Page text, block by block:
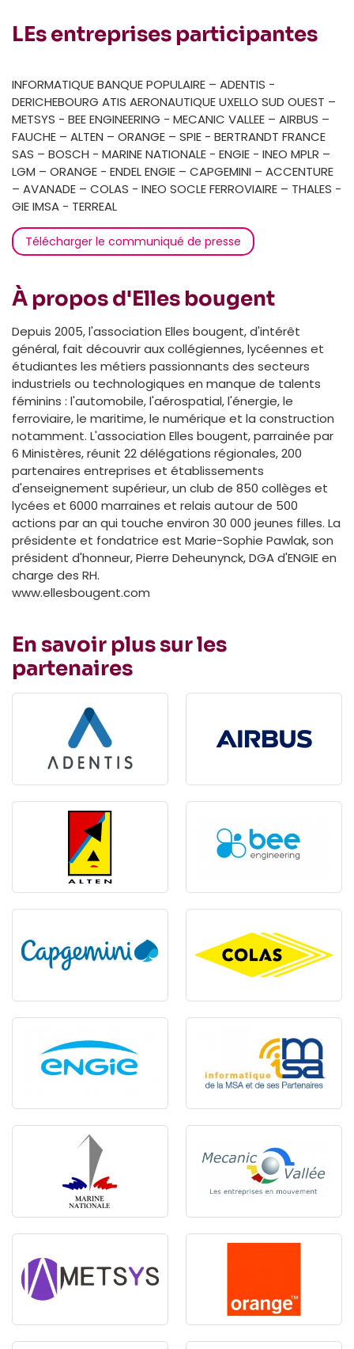
LEs entreprises participantes
INFORMATIQUE BANQUE POPULAIRE – ADENTIS -
DERICHEBOURG ATIS AERONAUTIQUE UXELLO SUD OUEST –
METSYS - BEE ENGINEERING - MECANIC VALLEE – AIRBUS –
FAUCHE – ALTEN – ORANGE – SPIE - BERTRANDT FRANCE
SAS – BOSCH - MARINE NATIONALE - ENGIE - INEO MPLR –
LGM – ORANGE - ENDEL ENGIE – CAPGEMINI – ACCENTURE
– AVANADE – COLAS - INEO SOCLE FERROVIAIRE – THALES -
GIE IMSA - TERREAL
Télécharger le communiqué de presse
À propos d'Elles bougent
Depuis 2005, l'association Elles bougent, d'intérêt
général, fait découvrir aux collégiennes, lycéennes et
étudiantes les métiers passionnants des secteurs
industriels ou technologiques en manque de talents
féminins : l'automobile, l'aérospatial, l'énergie, le
ferroviaire, le maritime, le numérique et la construction
notamment. L'association Elles bougent, parrainée par
6 Ministères, réunit 22 délégations régionales, 200
partenaires entreprises et établissements
d'enseignement supérieur, un club de 850 collèges et
lycées et 6000 marraines et relais autour de 500
actions par an qui touche environ 30 000 jeunes filles. La
présidente et fondatrice est Marie-Sophie Pawlak, son
président d'honneur, Pierre Deheunynck, DGA d'ENGIE en
charge des RH.
www.ellesbougent.com
En savoir plus sur les
partenaires